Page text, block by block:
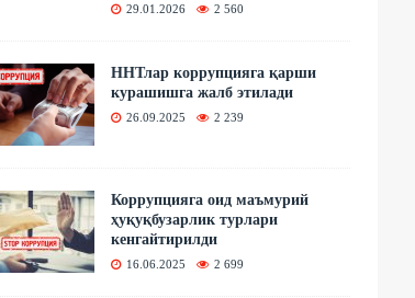
29.01.2026 2 560
ННТлар коррупцияга қарши
курашишга жалб этилади
26.09.2025 2 239
Коррупцияга оид маъмурий
ҳуқуқбузарлик турлари
кенгайтирилди
16.06.2025 2 699